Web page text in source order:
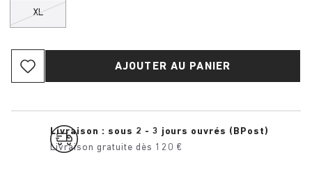
XL
AJOUTER AU PANIER
Livraison : sous 2 - 3 jours ouvrés (BPost)
Livraison gratuite dès 120 €